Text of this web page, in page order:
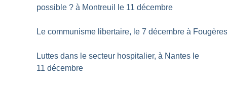
possible ? à Montreuil le 11 décembre
Le communisme libertaire, le 7 décembre à
Luttes dans le secteur hospitalier, à Nantes le
11 décembre